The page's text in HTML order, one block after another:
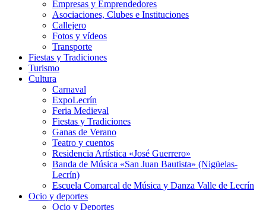
Empresas y Emprendedores
Asociaciones, Clubes e Instituciones
Callejero
Fotos y vídeos
Transporte
Fiestas y Tradiciones
Turismo
Cultura
Carnaval
ExpoLecrín
Feria Medieval
Fiestas y Tradiciones
Ganas de Verano
Teatro y cuentos
Residencia Artística «José Guerrero»
Banda de Música «San Juan Bautista» (Nigüelas-
Lecrín)
Escuela Comarcal de Música y Danza Valle de Lecrín
Ocio y deportes
Ocio y Deportes